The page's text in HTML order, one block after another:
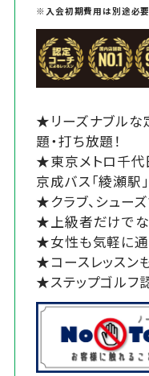
※入会初期費用は別途必要
★リーズナブルな
題・打ち放題！
★東京メトロ千代
京成バス「綾瀬駅
★クラブ、シュー
★上級者だけでな
★女性も気軽に通
★コースレッスン
★ステップゴルフ